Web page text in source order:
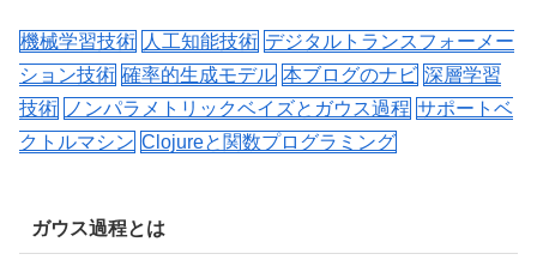
機械学習技術 人工知能技術 デジタルトランスフォーメー
ション技術 確率的生成モデル 本ブログのナビ 深層学習
技術 ノンパラメトリックベイズとガウス過程 サポートベ
クトルマシン Clojureと関数プログラミング
ガウス過程とは